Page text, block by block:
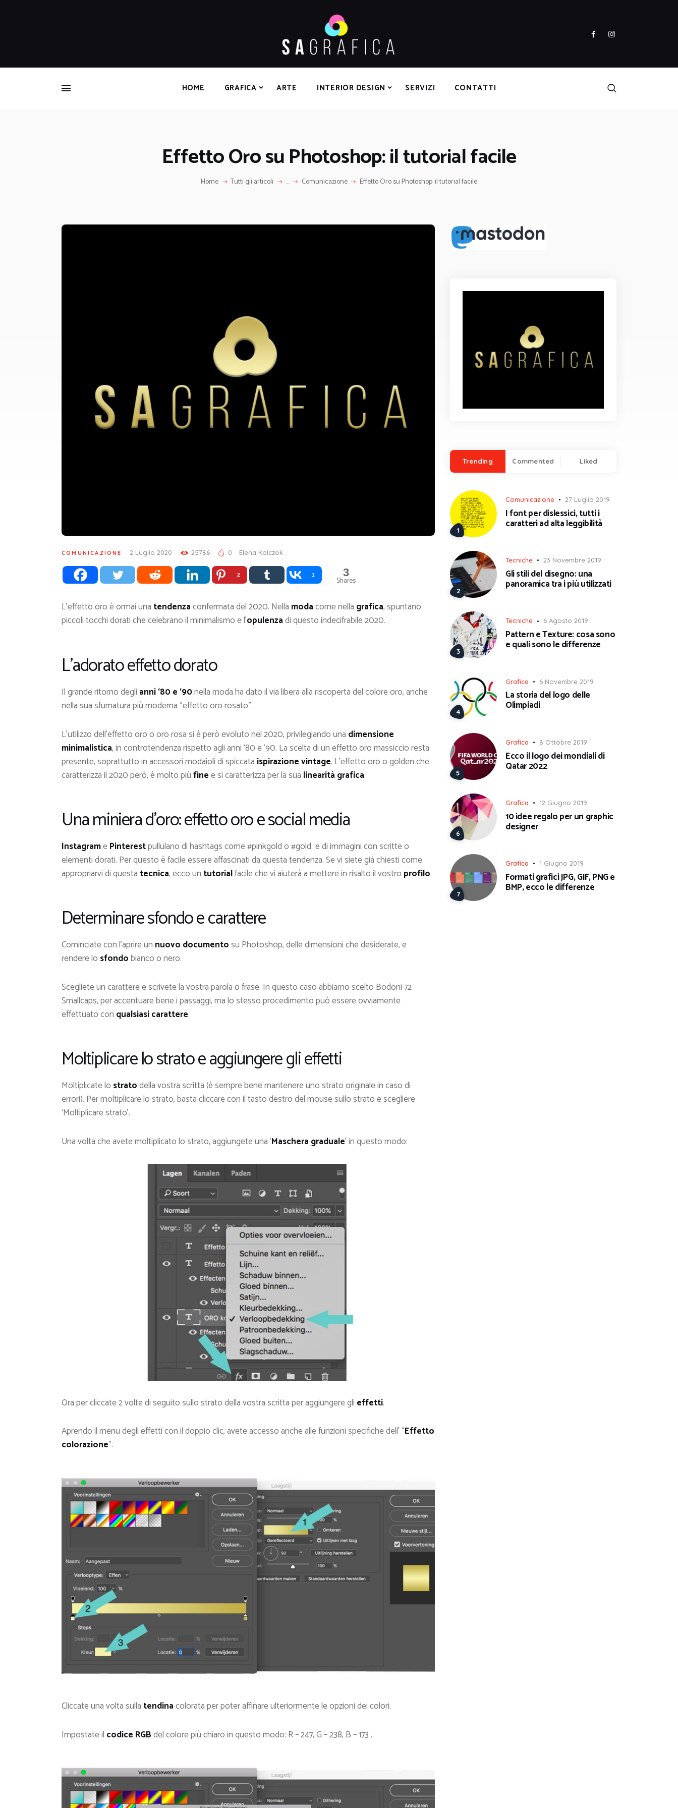
HOME GRAFICA ARTE INTERIOR DESIGN SERVIZI CONTATTI
Effetto Oro su Photoshop: il tutorial facile
Home Tutti gli articoli ... Comunicazione Effetto Oro su Photoshop: il tutorial facile
INTERIOR DESIGN
SERVIZI
COMUNICAZIONE 2 Luglio 2020 25786 0 Elena Kolczok
2 1 3
Shares
L’effetto oro è ormai una tendenzaconfermata del 2020. Nella modacome nella grafica, spuntano
piccoli tocchi dorati che celebrano il minimalismo e l’opulenzadi questo indecifrabile 2020.
L’adorato effetto dorato
Il grande ritorno degli anni ‘80 e ‘90nella moda ha dato il via libera alla riscoperta del colore oro, anche
nella sua sfumatura più moderna “effetto oro rosato”.
L’utilizzo dell’effetto oro o oro rosa si è però evoluto nel 2020, privilegiando una dimensione
minimalistica, in controtendenza rispetto agli anni ‘80 e ‘90. La scelta di un effetto oro massiccio resta
presente, soprattutto in accessori modaioli di spiccata ispirazione vintage. L’effetto oro o golden che
caratterizza il 2020 però, è molto piùfinee si caratterizza per la sua linearità grafica.
Una miniera d’oro: effetto oro e social media
InstagramePinterestpullulano di hashtags come #pinkgold o #gold e di immagini con scritte o
elementi dorati. Per questo è facile essere affascinati da questa tendenza. Se vi siete già chiesti come
appropriarvi di questa tecnica, ecco un tutorialfacile che vi aiuterà a mettere in risalto il vostro profilo.
Determinare sfondo e carattere
Cominciate con l’aprire un nuovo documentosu Photoshop, delle dimensioni che desiderate, e
rendere lo sfondobianco o nero.
Scegliete un carattere e scrivete la vostra parola o frase. In questo caso abbiamo scelto Bodoni 72
Smallcaps, per accentuare bene i passaggi, ma lo stesso procedimento può essere ovviamente
effettuato con qualsiasi carattere.
Moltiplicare lo strato e aggiungere gli effetti
Moltiplicate lo stratodella vostra scritta (è sempre bene mantenere uno strato originale in caso di
errori). Per moltiplicare lo strato, basta cliccare con il tasto destro del mouse sullo strato e scegliere
‘Moltiplicare strato’.
Una volta che avete moltiplicato lo strato, aggiungete una ‘Maschera graduale’ in questo modo:
Ora per cliccate 2 volte di seguito sullo strato della vostra scritta per aggiungere gli effetti.
Aprendo il menu degli effetti con il doppio clic, avete accesso anche alle funzioni specifiche dell’ “Effetto
colorazione”.
Cliccate una volta sulla tendinacolorata per poter affinare ulteriormente le opzioni dei colori.
Impostate il codice RGBdel colore più chiaro in questo modo: R – 247,G – 238, B – 173 .
Trending Commented Liked
Comunicazione 27 Luglio 2019
I font per dislessici, tutti i
caratteri ad alta leggibilità
Tecniche 23 Novembre 2019
Gli stili del disegno: una
panoramica tra i più utilizzati
Tecniche 6 Agosto 2019
Pattern e Texture: cosa sono
e quali sono le differenze
Grafica 6 Novembre 2019
La storia del logo delle
Olimpiadi
Grafica 8 Ottobre 2019
Ecco il logo dei mondiali di
Qatar 2022
Grafica 12 Giugno 2019
10 idee regalo per un graphic
designer
Grafica 1 Giugno 2019
Formati grafici JPG, GIF, PNG e
BMP, ecco le differenze